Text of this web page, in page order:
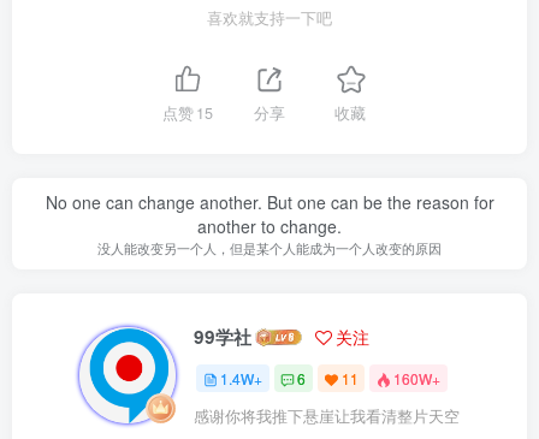
喜欢就支持一下吧
点赞15 分享 收藏
No one can change another. But one can be the reason for
another to change.
没人能改变另一个人，但是某个人能成为一个人改变的原因
99学社 关注
1.4W+ 6 11 160W+
感谢你将我推下悬崖让我看清整片天空